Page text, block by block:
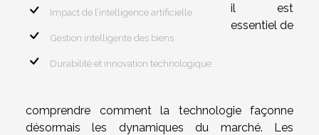
Impact de l’intelligence artificielle
Gestion intelligente des biens
Durabilité et innovation technologique
il est
essentiel de
comprendre comment la technologie façonne
désormais les dynamiques du marché. Les